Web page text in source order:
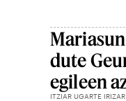
dute
egileen
ITZIAR UGARTE IRIZAR